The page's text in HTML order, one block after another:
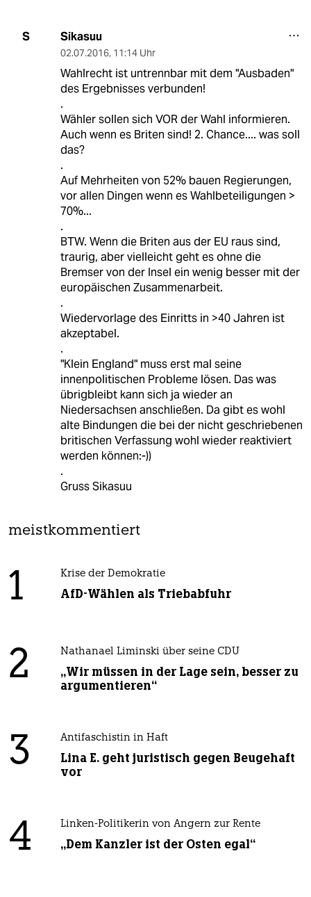
S Sikasuu
02.07.2016, 11:14 Uhr
Wahlrecht ist untrennbar mit dem "Ausbaden"
des Ergebnisses verbunden!
.
Wähler sollen sich VOR der Wahl informieren.
Auch wenn es Briten sind! 2. Chance.... was soll
das?
.
Auf Mehrheiten von 52% bauen Regierungen,
vor allen Dingen wenn es Wahlbeteiligungen >
70%...
.
BTW. Wenn die Briten aus der EU raus sind,
traurig, aber vielleicht geht es ohne die
Bremser von der Insel ein wenig besser mit der
europäischen Zusammenarbeit.
.
Wiedervorlage des Einritts in >40 Jahren ist
akzeptabel.
.
"Klein England" muss erst mal seine
innenpolitischen Probleme lösen. Das was
übrigbleibt kann sich ja wieder an
Niedersachsen anschließen. Da gibt es wohl
alte Bindungen die bei der nicht geschriebenen
britischen Verfassung wohl wieder reaktiviert
werden können:-))
.
Gruss Sikasuu
meistkommentiert
1 Krise der Demokratie
AfD-Wählen als Triebabfuhr
2 Nathanael Liminski über seine CDU
„Wir müssen in der Lage sein, besser zu
argumentieren“
3 Antifaschistin in Haft
Lina E. geht juristisch gegen Beugehaft
vor
4 Linken-Politikerin von Angern zur Rente
„Dem Kanzler ist der Osten egal“